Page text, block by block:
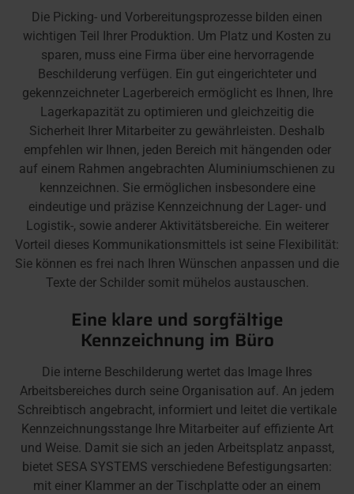
Die Picking- und Vorbereitungsprozesse bilden einen
wichtigen Teil Ihrer Produktion. Um Platz und Kosten zu
sparen, muss eine Firma über eine hervorragende
Beschilderung verfügen. Ein gut eingerichteter und
gekennzeichneter Lagerbereich ermöglicht es Ihnen, Ihre
Lagerkapazität zu optimieren und gleichzeitig die
Sicherheit Ihrer Mitarbeiter zu gewährleisten. Deshalb
empfehlen wir Ihnen, jeden Bereich mit hängenden oder
auf einem Rahmen angebrachten Aluminiumschienen zu
kennzeichnen. Sie ermöglichen insbesondere eine
eindeutige und präzise Kennzeichnung der Lager- und
Logistik-, sowie anderer Aktivitätsbereiche. Ein weiterer
Vorteil dieses Kommunikationsmittels ist seine Flexibilität:
Sie können es frei nach Ihren Wünschen anpassen und die
Texte der Schilder somit mühelos austauschen.
Eine klare und sorgfältige
Kennzeichnung im Büro
Die interne Beschilderung wertet das Image Ihres
Arbeitsbereiches durch seine Organisation auf. An jedem
Schreibtisch angebracht, informiert und leitet die vertikale
Kennzeichnungsstange Ihre Mitarbeiter auf effiziente Art
und Weise. Damit sie sich an jeden Arbeitsplatz anpasst,
bietet SESA SYSTEMS verschiedene Befestigungsarten:
mit einer Klammer an der Tischplatte oder an einem